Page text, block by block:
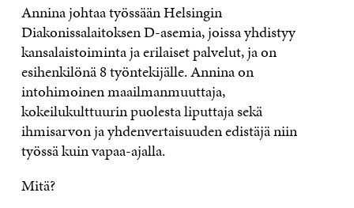
Annina johtaa työssään Helsingin
Diakonissalaitoksen D-asemia, joissa yhdistyy
kansalaistoiminta ja erilaiset palvelut, ja on
esihenkilönä 8 työntekijälle. Annina on
intohimoinen maailmanmuuttaja,
kokeilukulttuurin puolesta liputtaja sekä
ihmisarvon ja yhdenvertaisuuden edistäjä niin
työssä kuin vapaa-ajalla.
Mitä?